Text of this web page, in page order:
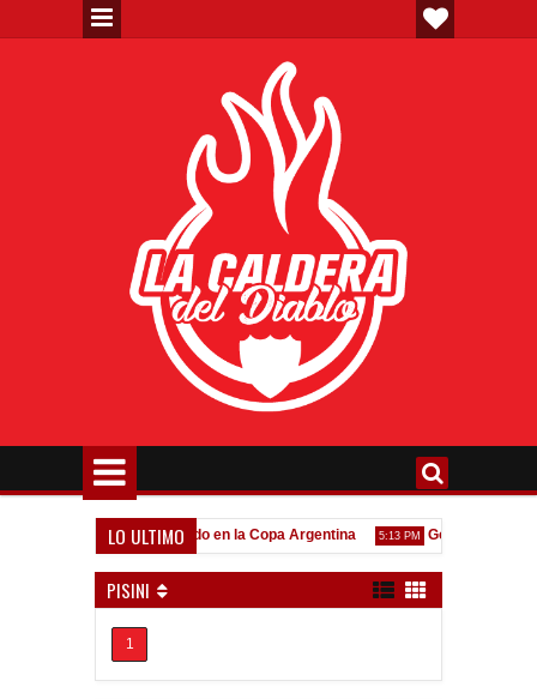
LO ULTIMO
Todo confirmado en la Copa Argentina 5:13 PM Goleada histórica
PISINI
1